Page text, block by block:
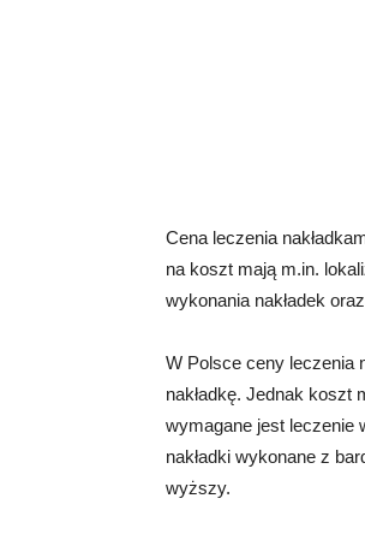
Cena leczenia
na koszt mają m.in.
wykonania nakładek
W Polsce ceny leczenia
nakładkę. Jednak koszt
wymagane jest leczenie
nakładki wykonane z
wyższy.